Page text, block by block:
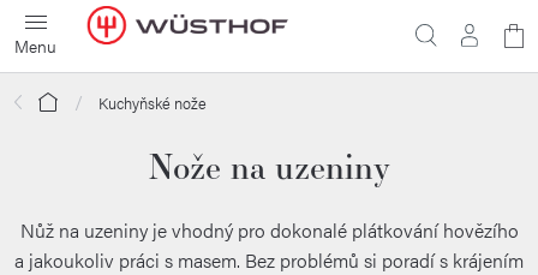
Přejít
na
obsah
Domů Kuchyňské nože
Nože na uzeniny
Nůž na uzeniny je vhodný pro dokonalé plátkování hovězího
a jakoukoliv práci s masem. Bez problémů si poradí s krájením